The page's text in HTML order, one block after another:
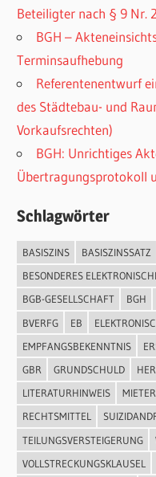
Beteiligter nach § 9 Nr.
BGH –
Terminsaufhebung
Referentenentwurf
des Städtebau- und
Vorkaufsrechten)
BGH: Unrichtiges
Übertragungsprotokoll
Schlagwörter
BASISZINS BASISZINSSATZ
BESONDERES
BGB-GESELLSCHAFT
BGH
BVERFG
EB
EMPFANGSBEKENNTNIS
GBR
GRUNDSCHULD
LITERATURHINWEIS
MIETER
RECHTSMITTEL
TEILUNGSVERSTEIGERUNG
VOLLSTRECKUNGSKLAUSEL